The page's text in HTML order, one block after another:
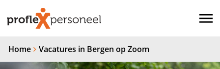
Home Vacatures in Bergen op Zoom